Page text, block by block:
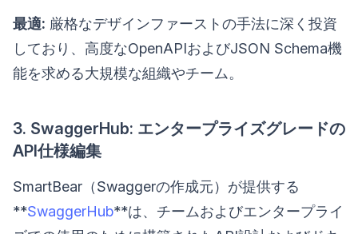
最適: 厳格なデザインファーストの手法に深く投資
しており、高度なOpenAPIおよびJSON Schema機
能を求める大規模な組織やチーム。
3. SwaggerHub: エンタープライズグレードの
API仕様編集
SmartBear（Swaggerの作成元）が提供する
**SwaggerHub**は、チームおよびエンタープライ